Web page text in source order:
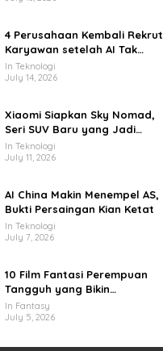
4 Perusahaan Kembali Rekrut
Karyawan setelah AI Tak
Penuhi Harapan
In Teknologi
July 14, 2026
Xiaomi Siapkan Sky Nomad,
Seri SUV Baru yang Jadi
Sorotan Otomotif Dunia
In Teknologi
July 11, 2026
AI China Makin Menempel AS,
Bukti Persaingan Kian Ketat
In Teknologi
July 7, 2026
10 Film Fantasi Perempuan
Tangguh yang Bikin
Terinspirasi, Termasuk Damsel
In Fantasy
July 5, 2026